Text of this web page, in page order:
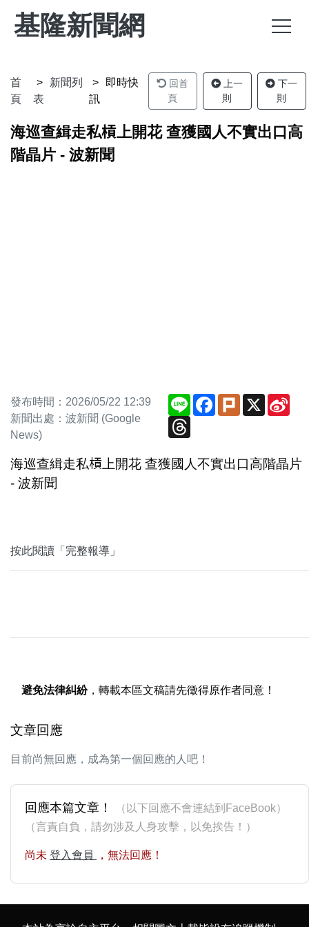
基隆新聞網
首
頁
新聞列
表
即時快
訊
回首
頁
上一
則
下一
則
海巡查緝走私槓上開花 查獲國人不實出口高
階晶片 - 波新聞
發布時間：2026/05/22 12:39
新聞出處：波新聞 (Google
News)
Line Facebook
Plurk X
海巡查緝走私槓上開花 查獲國人不實出口高階晶片
- 波新聞
按此閱讀「完整報導」
避免法律糾紛，轉載本區文稿請先徵得原作者同意！
文章回應
目前尚無回應，成為第一個回應的人吧！
回應本篇文章！
（以下回應不會連結到FaceBook）
（言責自負，請勿涉及人身攻擊，以免挨告！）
尚未 登入會員 ，無法回應！